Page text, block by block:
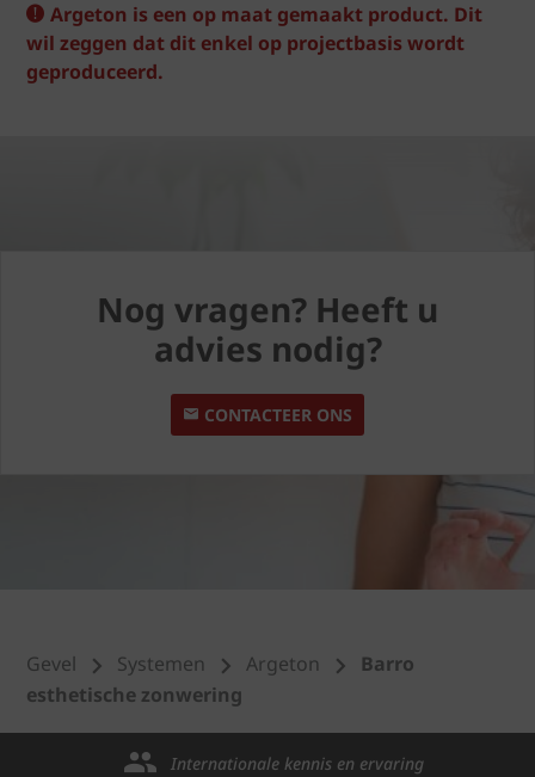
Argeton is een op maat gemaakt product. Dit
wil zeggen dat dit enkel op projectbasis wordt
geproduceerd.
Nog vragen? Heeft u
advies nodig?
CONTACTEER ONS
Gevel Systemen Argeton
Barro
esthetische zonwering
Internationale kennis en ervaring